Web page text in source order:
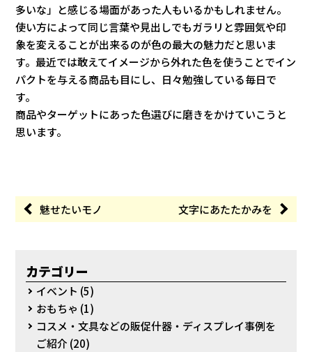
多いな」と感じる場面があった人もいるかもしれません。
使い方によって同じ言葉や見出しでもガラリと雰囲気や印
象を変えることが出来るのが色の最大の魅力だと思いま
す。最近では敢えてイメージから外れた色を使うことでイン
パクトを与える商品も目にし、日々勉強している毎日で
す。
商品やターゲットにあった色選びに磨きをかけていこうと
思います。
魅せたいモノ 文字にあたたかみを
カテゴリー
イベント (5)
おもちゃ (1)
コスメ・文具などの販促什器・ディスプレイ事例を
ご紹介 (20)